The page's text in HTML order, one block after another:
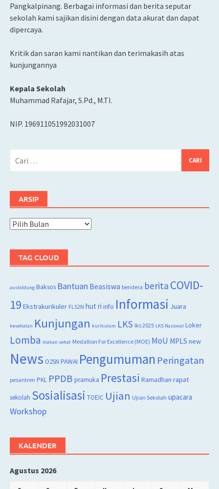
Pangkalpinang. Berbagai informasi dan berita seputar
sekolah kami sajikan disini dengan data akurat dan dapat
dipercaya.
Kritik dan saran kami nantikan dan terimakasih atas
kunjungannya
Kepala Sekolah
Muhammad Rafajar, S.Pd., M.TI.
NIP. 196911051992031007
ARSIP
Arsip
TAG CLOUD
ausbildung Baksos Bantuan Beasiswa bendera berita COVID-
19 Ekstrakurikuler FLS2N hut ri info Informasi Juara
kesehatan Kunjungan kurikulum LKS lks 2025 LKS Nasional Loker
Lomba makan sehat Medallion For Excellence (MOE) MoU MPLS new
News O2SN PAWAI Pengumuman Peringatan
pesantren PKL PPDB pramuka Prestasi Ramadhan rapat
sekolah Sosialisasi TOEIC Ujian Ujian Sekolah upacara
Workshop
KALENDER
Agustus 2026